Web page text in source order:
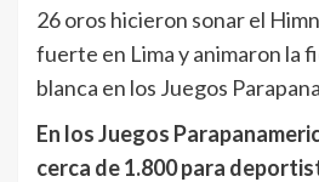
26 oros hicieron sonar el
fuerte en Lima y animaron la
blanca en los Juegos
En los Juegos
cerca de 1.800 para